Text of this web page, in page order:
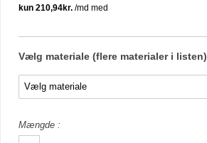
Vælg materiale (flere materialer i listen)
Mængde